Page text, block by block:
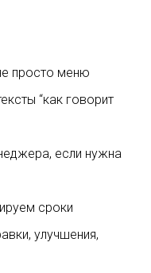
просто меню
“как говорит
если нужна
сроки
улучшения,